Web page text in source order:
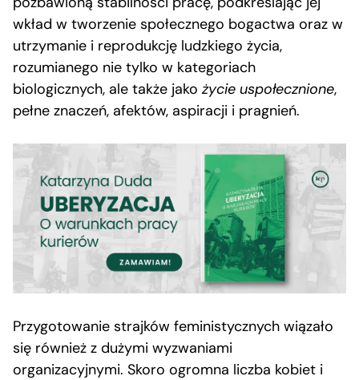
wkład w tworzenie społecznego bogactwa oraz w
utrzymanie i reprodukcję ludzkiego życia,
rozumianego nie tylko w kategoriach
biologicznych, ale także jako życie uspołecznione,
pełne znaczeń, afektów, aspiracji i pragnień.
Przygotowanie strajków feministycznych wiązało
się również z dużymi wyzwaniami
organizacyjnymi. Skoro ogromna liczba kobiet i